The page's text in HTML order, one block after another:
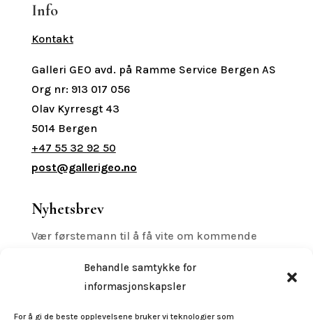
Behandle samtykke for
informasjonskapsler
For å gi de beste opplevelsene bruker vi teknologier som
Info
Kontakt
Galleri GEO avd. på Ramme Service Bergen AS
Org nr: 913 017 056
Olav Kyrresgt 43
5014 Bergen
+47 55 32 92 50
post@gallerigeo.no
Nyhetsbrev
Vær førstemann til å få vite om kommende